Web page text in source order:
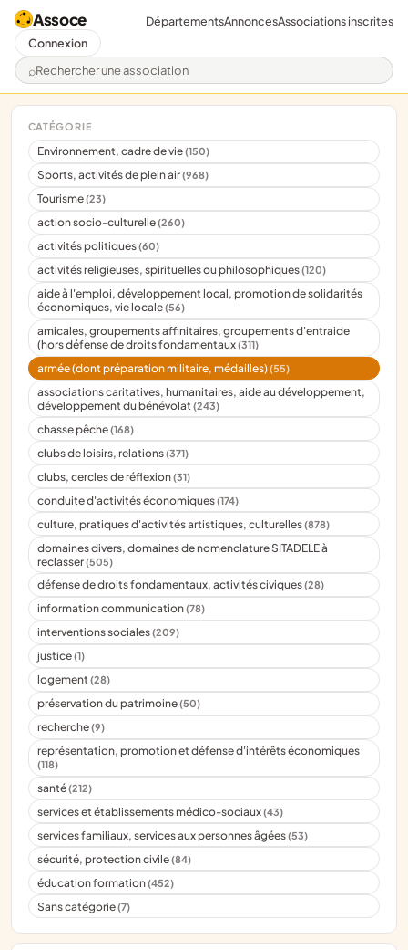
Assoce
Rechercher une association
DépartementsAnnoncesAssociations inscrites
Connexion
CATÉGORIE
Environnement, cadre de vie(150)
Sports, activités de plein air(968)
Tourisme(23)
action socio-culturelle(260)
activités politiques(60)
activités religieuses, spirituelles ou philosophiques(120)
aide à l'emploi, développement local, promotion de solidarités
économiques, vie locale(56)
amicales, groupements affinitaires, groupements d'entraide
(hors défense de droits fondamentaux(311)
armée (dont préparation militaire, médailles)(55)
associations caritatives, humanitaires, aide au développement,
développement du bénévolat(243)
chasse pêche(168)
clubs de loisirs, relations(371)
clubs, cercles de réflexion(31)
conduite d'activités économiques(174)
culture, pratiques d'activités artistiques, culturelles(878)
domaines divers, domaines de nomenclature SITADELE à
reclasser(505)
défense de droits fondamentaux, activités civiques(28)
information communication(78)
interventions sociales(209)
justice(1)
logement(28)
préservation du patrimoine(50)
recherche(9)
représentation, promotion et défense d'intérêts économiques
(118)
santé(212)
services et établissements médico-sociaux(43)
services familiaux, services aux personnes âgées(53)
sécurité, protection civile(84)
éducation formation(452)
Sans catégorie(7)